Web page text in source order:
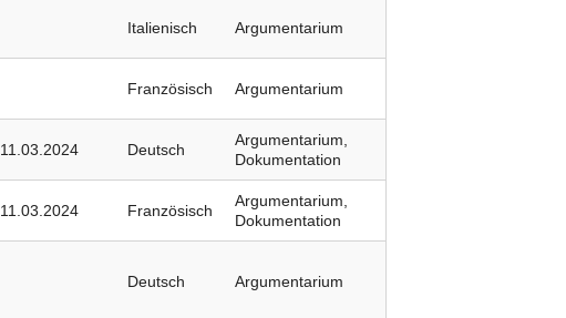
Italienisch Argumentarium
Französisch Argumentarium
11.03.2024 Deutsch
Argumentarium,
Dokumentation
11.03.2024 Französisch
Argumentarium,
Dokumentation
Deutsch Argumentarium